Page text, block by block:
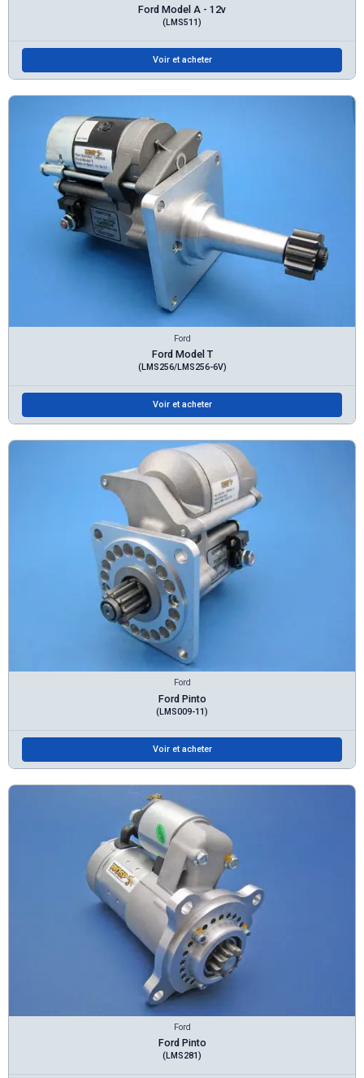
Ford Model A - 12v
(LMS511)
Voir et acheter
Ford
Ford Model T
(LMS256/LMS256-6V)
Voir et acheter
Ford
Ford Pinto
(LMS009-11)
Voir et acheter
Ford
Ford Pinto
(LMS281)